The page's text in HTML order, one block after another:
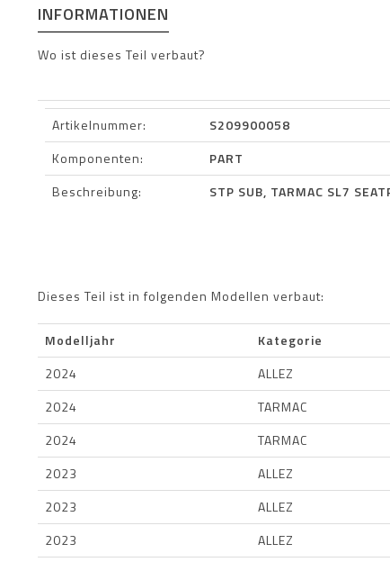
INFORMATIONEN
Wo ist dieses Teil verbaut?
Artikelnummer:
S209900058
Komponenten:
PART
Beschreibung:
STP SUB, TARMAC SL7
Dieses Teil ist in folgenden Modellen verbaut:
Modelljahr Kategorie
2024
ALLEZ
2024
TARMAC
2024
TARMAC
2023
ALLEZ
2023
ALLEZ
2023
ALLEZ